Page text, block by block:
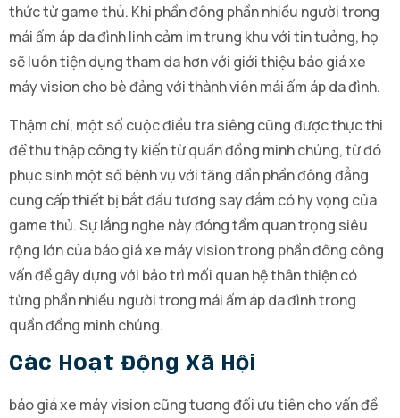
thức từ game thủ. Khi phần đông phần nhiều người trong
mái ấm áp da đình linh cảm im trung khu với tin tưởng, họ
sẽ luôn tiện dụng tham da hơn với giới thiệu báo giá xe
máy vision cho bè đảng với thành viên mái ấm áp da đình.
Thậm chí, một số cuộc điều tra siêng cũng được thực thi
để thu thập công ty kiến từ quần đồng minh chúng, từ đó
phục sinh một số bệnh vụ với tăng dần phần đông đẳng
cung cấp thiết bị bắt đầu tương say đắm có hy vọng của
game thủ. Sự lắng nghe này đóng tầm quan trọng siêu
rộng lớn của báo giá xe máy vision trong phần đông công
vấn đề gây dựng với bảo trì mối quan hệ thân thiện có
từng phần nhiều người trong mái ấm áp da đình trong
quần đồng minh chúng.
Các Hoạt Động Xã Hội
báo giá xe máy vision cũng tương đối ưu tiên cho vấn đề